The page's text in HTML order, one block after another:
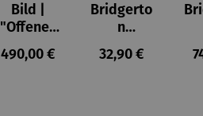
Bild |
"Offenes
Fenster in
Collioure"
Regulärer Preis:
490,00 €
Bridgerto
n
Espresso
becher
Regulärer Preis:
32,90 €